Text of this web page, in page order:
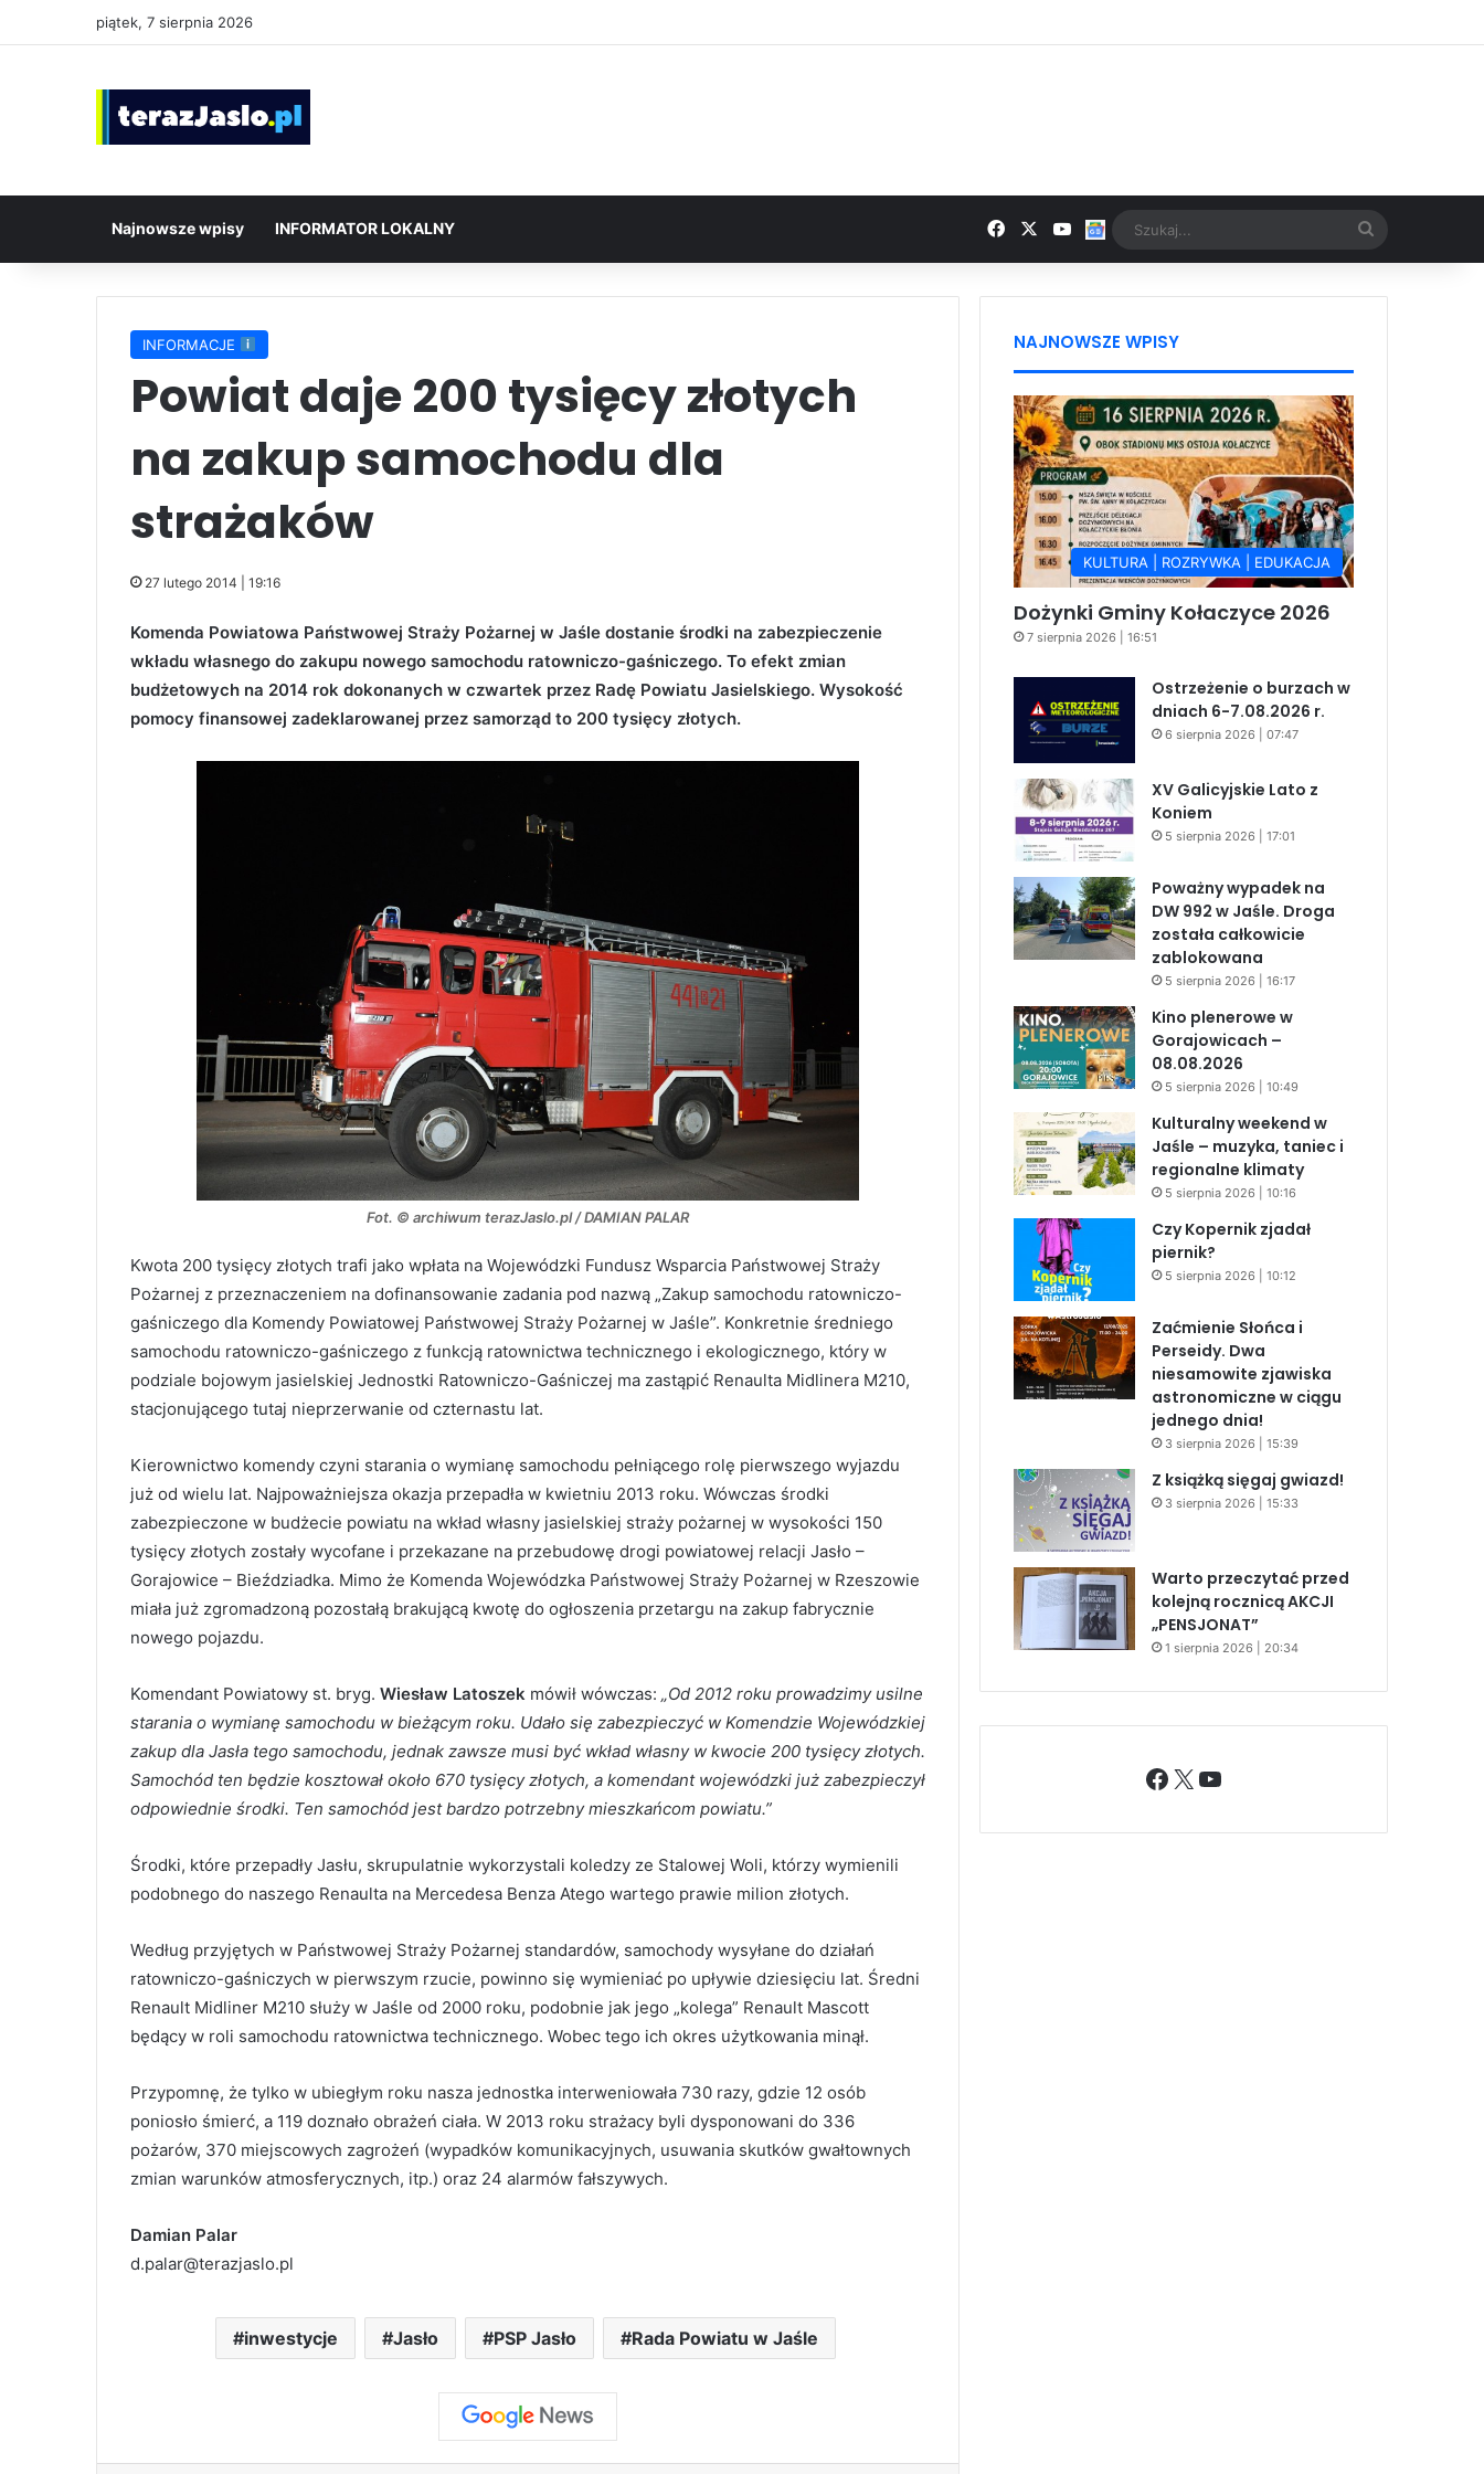
piątek, 7 sierpnia 2026
Najnowsze wpisy INFORMATOR LOKALNY FacebookYouTubeGoogle News
INFORMACJE
Powiat daje 200 tysięcy złotych
na zakup samochodu dla
strażaków
27 lutego 2014 | 19:16
Komenda Powiatowa Państwowej Straży Pożarnej w Jaśle dostanie środki na zabezpieczenie
wkładu własnego do zakupu nowego samochodu ratowniczo-gaśniczego. To efekt zmian
budżetowych na 2014 rok dokonanych w czwartek przez Radę Powiatu Jasielskiego. Wysokość
pomocy finansowej zadeklarowanej przez samorząd to 200 tysięcy złotych.
Fot. © archiwum terazJaslo.pl / DAMIAN PALAR
Kwota 200 tysięcy złotych trafi jako wpłata na Wojewódzki Fundusz Wsparcia Państwowej Straży
Pożarnej z przeznaczeniem na dofinansowanie zadania pod nazwą „Zakup samochodu ratowniczo-
gaśniczego dla Komendy Powiatowej Państwowej Straży Pożarnej w Jaśle”. Konkretnie średniego
samochodu ratowniczo-gaśniczego z funkcją ratownictwa technicznego i ekologicznego, który w
podziale bojowym jasielskiej Jednostki Ratowniczo-Gaśniczej ma zastąpić Renaulta Midlinera M210,
stacjonującego tutaj nieprzerwanie od czternastu lat.
Kierownictwo komendy czyni starania o wymianę samochodu pełniącego rolę pierwszego wyjazdu
już od wielu lat. Najpoważniejsza okazja przepadła w kwietniu 2013 roku. Wówczas środki
zabezpieczone w budżecie powiatu na wkład własny jasielskiej straży pożarnej w wysokości 150
tysięcy złotych zostały wycofane i przekazane na przebudowę drogi powiatowej relacji Jasło –
Gorajowice – Bieździadka. Mimo że Komenda Wojewódzka Państwowej Straży Pożarnej w Rzeszowie
miała już zgromadzoną pozostałą brakującą kwotę do ogłoszenia przetargu na zakup fabrycznie
nowego pojazdu.
Komendant Powiatowy st. bryg. Wiesław Latoszek mówił wówczas: „Od 2012 roku prowadzimy usilne
starania o wymianę samochodu w bieżącym roku. Udało się zabezpieczyć w Komendzie Wojewódzkiej
zakup dla Jasła tego samochodu, jednak zawsze musi być wkład własny w kwocie 200 tysięcy złotych.
Samochód ten będzie kosztował około 670 tysięcy złotych, a komendant wojewódzki już zabezpieczył
odpowiednie środki. Ten samochód jest bardzo potrzebny mieszkańcom powiatu.”
Środki, które przepadły Jasłu, skrupulatnie wykorzystali koledzy ze Stalowej Woli, którzy wymienili
podobnego do naszego Renaulta na Mercedesa Benza Atego wartego prawie milion złotych.
Według przyjętych w Państwowej Straży Pożarnej standardów, samochody wysyłane do działań
ratowniczo-gaśniczych w pierwszym rzucie, powinno się wymieniać po upływie dziesięciu lat. Średni
Renault Midliner M210 służy w Jaśle od 2000 roku, podobnie jak jego „kolega” Renault Mascott
będący w roli samochodu ratownictwa technicznego. Wobec tego ich okres użytkowania minął.
Przypomnę, że tylko w ubiegłym roku nasza jednostka interweniowała 730 razy, gdzie 12 osób
poniosło śmierć, a 119 doznało obrażeń ciała. W 2013 roku strażacy byli dysponowani do 336
pożarów, 370 miejscowych zagrożeń (wypadków komunikacyjnych, usuwania skutków gwałtownych
zmian warunków atmosferycznych, itp.) oraz 24 alarmów fałszywych.
Damian Palar
d.palar@terazjaslo.pl
inwestycje Jasło PSP Jasło Rada Powiatu w Jaśle
NAJNOWSZE WPISY
KULTURA | ROZRYWKA | EDUKACJA
Dożynki Gminy Kołaczyce 2026
7 sierpnia 2026 | 16:51
Ostrzeżenie o burzach w
dniach 6-7.08.2026 r.
6 sierpnia 2026 | 07:47
XV Galicyjskie Lato z
Koniem
5 sierpnia 2026 | 17:01
Poważny wypadek na
DW 992 w Jaśle. Droga
została całkowicie
zablokowana
5 sierpnia 2026 | 16:17
Kino plenerowe w
Gorajowicach –
08.08.2026
5 sierpnia 2026 | 10:49
Kulturalny weekend w
Jaśle – muzyka, taniec i
regionalne klimaty
5 sierpnia 2026 | 10:16
Czy Kopernik zjadał
piernik?
5 sierpnia 2026 | 10:12
Zaćmienie Słońca i
Perseidy. Dwa
niesamowite zjawiska
astronomiczne w ciągu
jednego dnia!
3 sierpnia 2026 | 15:39
Z książką sięgaj gwiazd!
3 sierpnia 2026 | 15:33
Warto przeczytać przed
kolejną rocznicą AKCJI
„PENSJONAT”
1 sierpnia 2026 | 20:34
Facebook
X YouTube